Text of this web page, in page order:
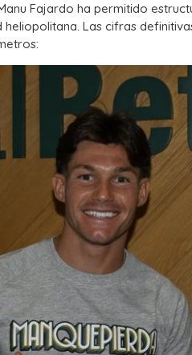
Fajardo ha permitido
Las cifras